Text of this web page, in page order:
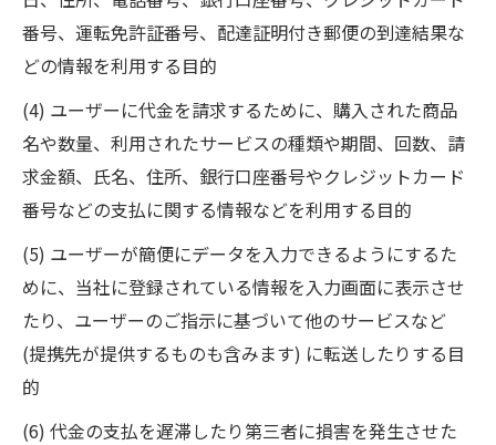
番号、運転免許証番号、配達証明付き郵便の到達結果な
どの情報を利用する目的
(4) ユーザーに代金を請求するために、購入された商品
名や数量、利用されたサービスの種類や期間、回数、請
求金額、氏名、住所、銀行口座番号やクレジットカード
番号などの支払に関する情報などを利用する目的
(5) ユーザーが簡便にデータを入力できるようにするた
めに、当社に登録されている情報を入力画面に表示させ
たり、ユーザーのご指示に基づいて他のサービスなど
(提携先が提供するものも含みます) に転送したりする目
的
(6) 代金の支払を遅滞したり第三者に損害を発生させた